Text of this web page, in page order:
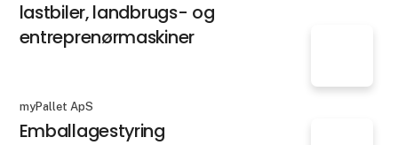
lastbiler, landbrugs- og
entreprenørmaskiner
myPallet ApS
Emballagestyring